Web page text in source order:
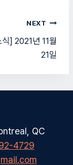
NEXT
] 2021년 11월
21일
QC
4729